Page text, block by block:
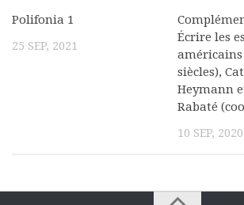
Polifonia 1
25 SEP, 2021
Écrire les
américains
siècles),
Heymann
Rabaté
10 SEP, 2020